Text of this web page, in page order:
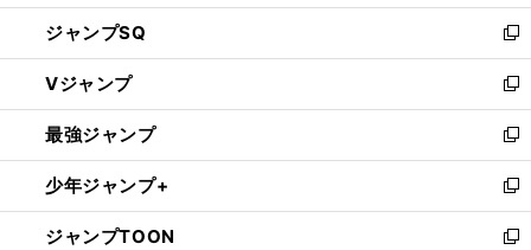
し
い
ウ
ィ
ン
ド
ウ
で
開
く
ジャンプSQ
新
し
い
ウ
ィ
ン
ド
ウ
で
Vジャンプ
新
し
い
ウ
ィ
ン
ド
最強ジャンプ
新
し
い
ウ
ィ
少年ジャンプ+
新
し
い
ジャンプTOON
新